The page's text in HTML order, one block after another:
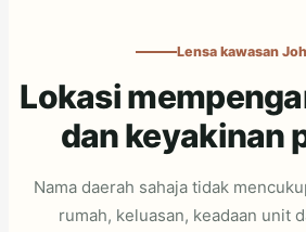
Lensa kawasan
Lokasi
dan keyakinan
Nama daerah sahaja tidak
rumah, keluasan, keadaan unit